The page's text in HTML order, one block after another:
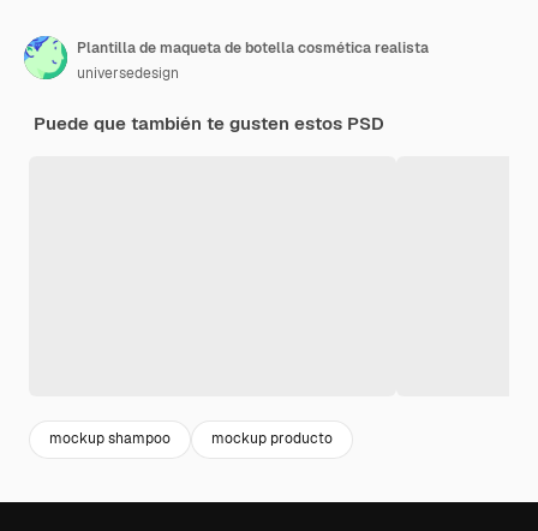
Plantilla de maqueta de botella cosmética realista
universedesign
Puede que también te gusten estos PSD
mockup shampoo mockup producto